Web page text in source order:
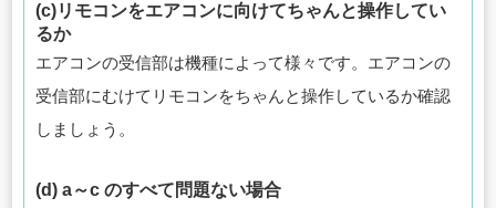
(c)リモコンをエアコンに向けてちゃんと操作してい
るか
エアコンの受信部は機種によって様々です。エアコンの
受信部にむけてリモコンをちゃんと操作しているか確認
しましょう。
(d) a～c のすべて問題ない場合